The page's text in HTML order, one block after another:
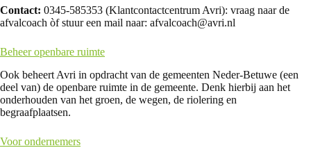
Contact: 0345-585353 (Klantcontactcentrum Avri): vraag naar de
afvalcoach òf stuur een mail naar: afvalcoach@avri.nl
Beheer openbare ruimte
Ook beheert Avri in opdracht van de gemeenten Neder-Betuwe (een
deel van) de openbare ruimte in de gemeente. Denk hierbij aan het
onderhouden van het groen, de wegen, de riolering en
begraafplaatsen.
Voor ondernemers